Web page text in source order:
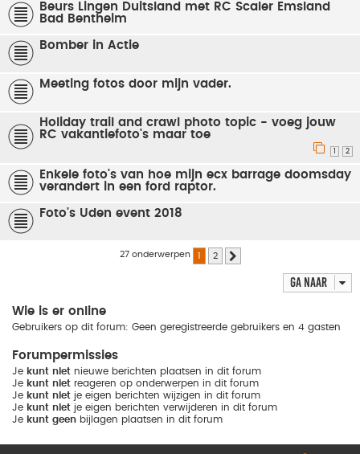
Beurs Lingen Duitsland met RC Scaler Emsland
Bad Bentheim
Bomber in Actie
Meeting fotos door mijn vader.
Holiday trail and crawl photo topic - voeg jouw
RC vakantiefoto's maar toe
2
Enkele foto's van hoe mijn ecx barrage doomsday
verandert in een ford raptor.
Foto's Uden event 2018
27 onderwerpen 1 2
Ga naar
Wie is er online
Gebruikers op dit forum: Geen geregistreerde gebruikers en 4 gasten
Forumpermissies
Je kunt niet nieuwe berichten plaatsen in dit forum
Je kunt niet reageren op onderwerpen in dit forum
Je kunt niet je eigen berichten wijzigen in dit forum
Je kunt niet je eigen berichten verwijderen in dit forum
Je kunt geen bijlagen plaatsen in dit forum